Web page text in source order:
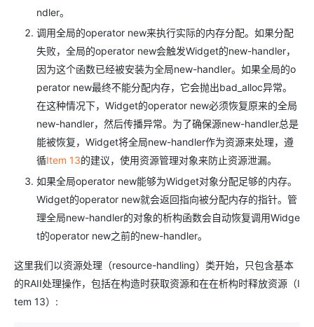
ndler。
调用全局的operator new来执行实际的内存分配。如果分配
失败，全局的operator new会触发Widget的new-handler，
因为这个函数已经被安装为全局new-handler。如果全局的o
perator new最终不能分配内存，它会抛出bad_alloc异常。
在这种情况下，Widget的operator new必须恢复原来的全局
new-handler，然后传播异常。为了确保源new-handler总是
能被恢复，Widget将全局new-handler作为资源来处理，遵
循Item 13的建议，使用资源管理对象来防止资源泄漏。
如果全局operator new能够为Widget对象分配足够的内存。
Widget的operator new就会返回指向被分配内存的指针。管
理全局new-handler的对象的析构函数会自动恢复调用Widge
t的operator new之前的new-handler。
这里我们以资源处理（resource-handling）类开始，只包含基本
的RAII处理操作，包括在构造时获取资源和在在析构时释放资源（I
tem 13）: